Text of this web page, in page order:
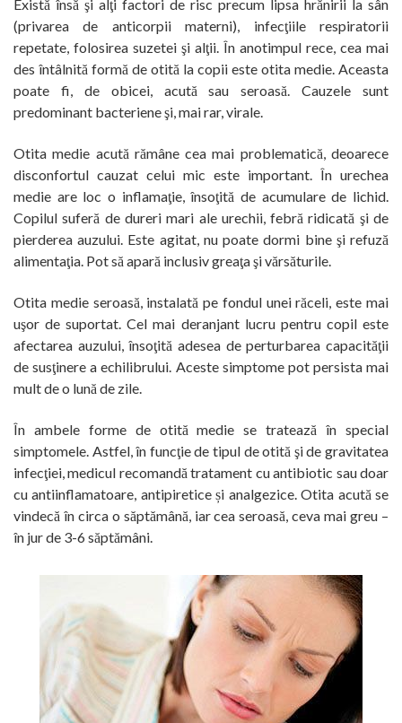
Există însă şi alţi factori de risc precum lipsa hrănirii la sân
(privarea de anticorpii materni), infecţiile respiratorii
repetate, folosirea suzetei şi alţii. În anotimpul rece, cea mai
des întâlnită formă de otită la copii este otita medie. Aceasta
poate fi, de obicei, acută sau seroasă. Cauzele sunt
predominant bacteriene şi, mai rar, virale.
Otita medie acută rămâne cea mai problematică, deoarece
disconfortul cauzat celui mic este important. În urechea
medie are loc o inflamaţie, însoţită de acumulare de lichid.
Copilul suferă de dureri mari ale urechii, febră ridicată şi de
pierderea auzului. Este agitat, nu poate dormi bine şi refuză
alimentaţia. Pot să apară inclusiv greaţa şi vărsăturile.
Otita medie seroasă, instalată pe fondul unei răceli, este mai
uşor de suportat. Cel mai deranjant lucru pentru copil este
afectarea auzului, însoţită adesea de perturbarea capacităţii
de susţinere a echilibrului. Aceste simptome pot persista mai
mult de o lună de zile.
În ambele forme de otită medie se tratează în special
simptomele. Astfel, în funcţie de tipul de otită şi de gravitatea
infecţiei, medicul recomandă tratament cu antibiotic sau doar
cu antiinflamatoare, antipiretice și analgezice. Otita acută se
vindecă în circa o săptămână, iar cea seroasă, ceva mai greu –
în jur de 3-6 săptămâni.